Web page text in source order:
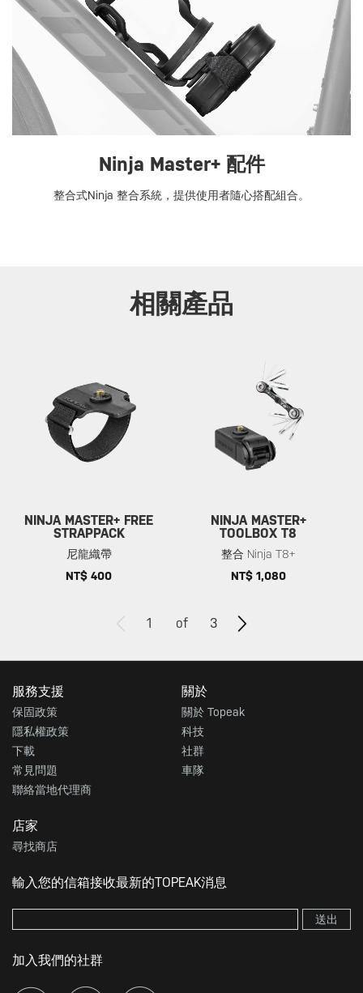
Ninja Master+ 配件
整合式Ninja 整合系統，提供使用者隨心搭配組合。
相關產品
NINJA MASTER+ FREE
STRAPPACK
尼龍織帶
NT$ 400
NINJA MASTER+
TOOLBOX T8
整合 Ninja T8+
NT$ 1,080
1 of 3
服務支援
保固政策
隱私權政策
下載
常見問題
聯絡當地代理商
關於
關於 Topeak
科技
社群
車隊
店家
尋找商店
輸入您的信箱接收最新的TOPEAK消息
送出
加入我們的社群